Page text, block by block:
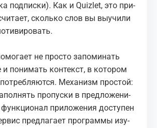
под­пис­ки). Как и Qui­zlet, это при­
сколь­ко слов вы вы­учи­ли
не про­сто за­по­ми­нать
и по­ни­мать кон­текст, в ко­то­ром
Ме­ха­низм про­стой:
про­пус­ки в пред­ло­же­ни­
при­ло­же­ния до­сту­пен
пред­ла­га­ет про­грам­мы изу­